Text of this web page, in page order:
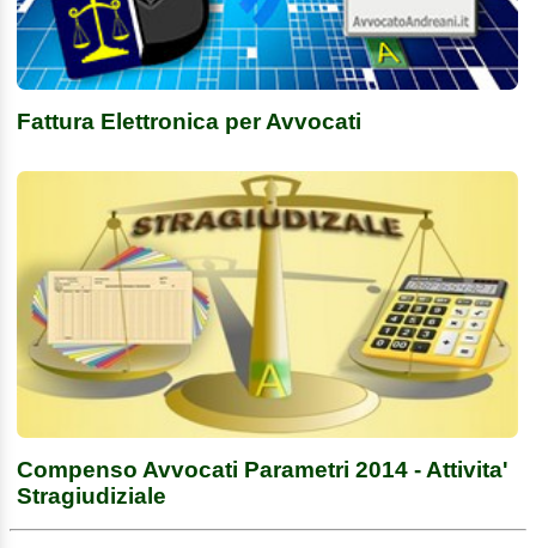
Fattura Elettronica per Avvocati
Compenso Avvocati Parametri 2014 - Attivita'
Stragiudiziale